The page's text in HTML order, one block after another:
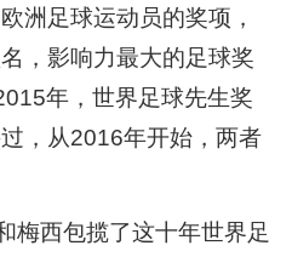
洲足球运动员的奖项，
，影响力最大的足球奖
年，世界足球先生奖
，从2016年开始，两者
梅西包揽了这十年世界足